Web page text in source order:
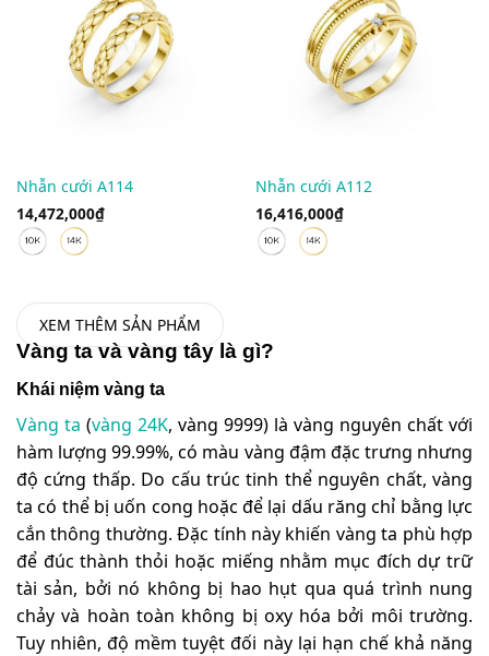
Nhẫn cưới A114
14,472,000₫
Nhẫn cưới A112
16,416,000₫
XEM THÊM SẢN PHẨM
Vàng ta và vàng tây là gì?
Khái niệm vàng ta
Vàng ta (vàng 24K, vàng 9999) là vàng nguyên chất với
hàm lượng 99.99%, có màu vàng đậm đặc trưng nhưng
độ cứng thấp. Do cấu trúc tinh thể nguyên chất, vàng
ta có thể bị uốn cong hoặc để lại dấu răng chỉ bằng lực
cắn thông thường. Đặc tính này khiến vàng ta phù hợp
để đúc thành thỏi hoặc miếng nhằm mục đích dự trữ
tài sản, bởi nó không bị hao hụt qua quá trình nung
chảy và hoàn toàn không bị oxy hóa bởi môi trường.
Tuy nhiên, độ mềm tuyệt đối này lại hạn chế khả năng